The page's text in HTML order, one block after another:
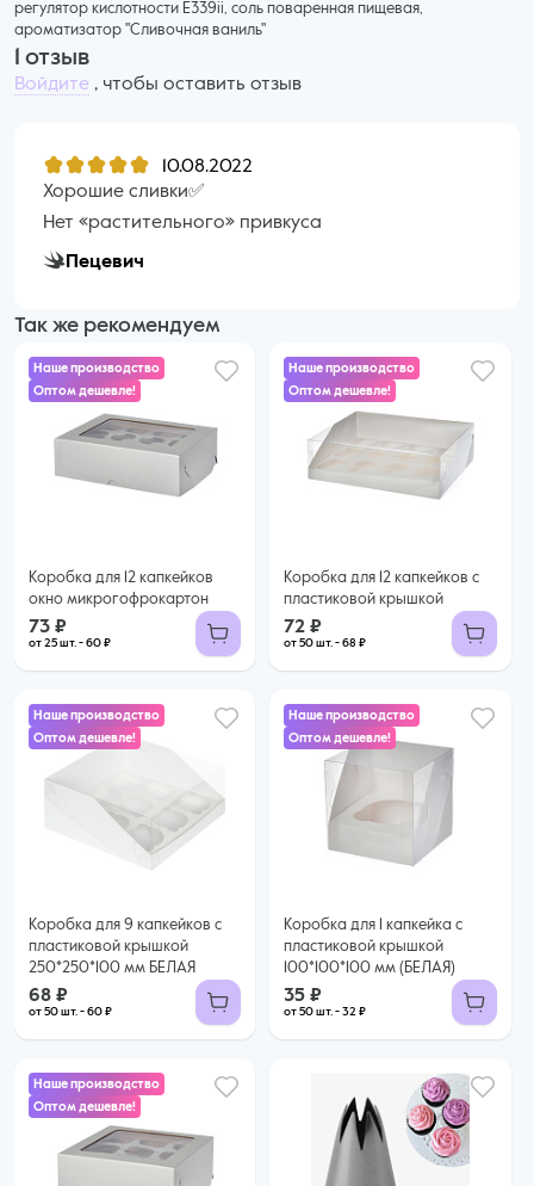
регулятор кислотности Е339ii, соль поваренная пищевая,
ароматизатор "Сливочная ваниль"
1 отзыв
Войдите , чтобы оставить отзыв
10.08.2022
Хорошие сливки✅
Нет «растительного» привкуса
Пецевич
Так же рекомендуем
Наше производство
Оптом дешевле!
Коробка для 12 капкейков
окно микрогофрокартон
73 ₽
от 25 шт. - 60 ₽
73 ₽
60 ₽ за шт. при заказе от 25 шт.
Купить оптом
Наше производство
Оптом дешевле!
Коробка для 12 капкейков с
пластиковой крышкой
72 ₽
от 50 шт. - 68 ₽
72 ₽
68 ₽ за шт. при заказе от 50 шт.
Купить оптом
Наше производство
Оптом дешевле!
Коробка для 9 капкейков с
пластиковой крышкой
250*250*100 мм БЕЛАЯ
68 ₽
от 50 шт. - 60 ₽
60 ₽ за шт. при заказе от 50 шт.
Наше производство
Оптом дешевле!
Коробка для 1 капкейка с
пластиковой крышкой
100*100*100 мм (БЕЛАЯ)
35 ₽
от 50 шт. - 32 ₽
32 ₽ за шт. при заказе от 50 шт.
Наше производство
Оптом дешевле!